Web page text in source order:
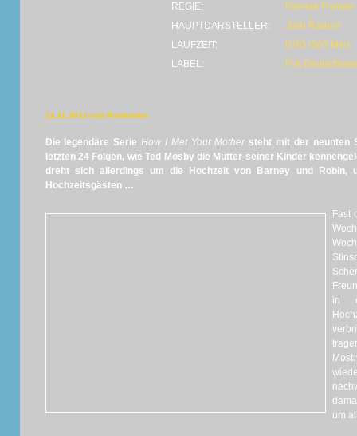
REGIE:
Pamela Fryman
HAUPTDARSTELLER:
Josh Radnor
LAUFZEIT:
DVD (503 Min)
LABEL:
Fox
14.11.2014 von Panikmike
Die legendäre Serie How I Met Your Mother steht mit der neunten
letzten 24 Folgen, wie Ted Mosby die Mutter seiner Kinder
dreht sich allerdings um die Hochzeit von Barney und Robin,
Hochzeitsgästen …
Fast
in
um